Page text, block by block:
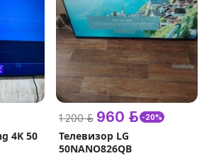
4K 50
1 200 р. 960 р. -20%
Телевизор LG
50NANO826QB